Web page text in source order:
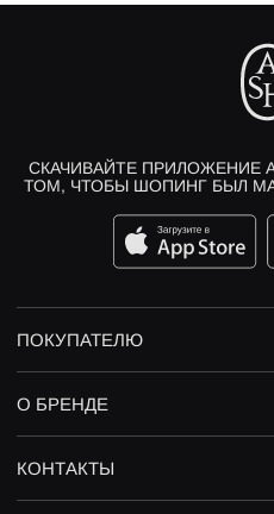
СКАЧИВАЙТЕ ПРИЛОЖЕНИЕ
ТОМ, ЧТОБЫ ШОПИНГ БЫЛ
ПОКУПАТЕЛЮ
О БРЕНДЕ
КОНТАКТЫ